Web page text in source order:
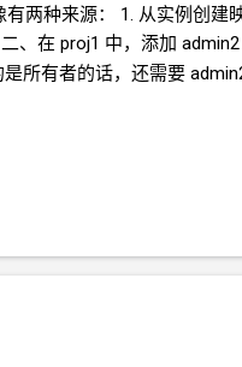
两种来源： 1. 从实例创建
、在 proj1 中，添加 admin2
所有者的话，还需要